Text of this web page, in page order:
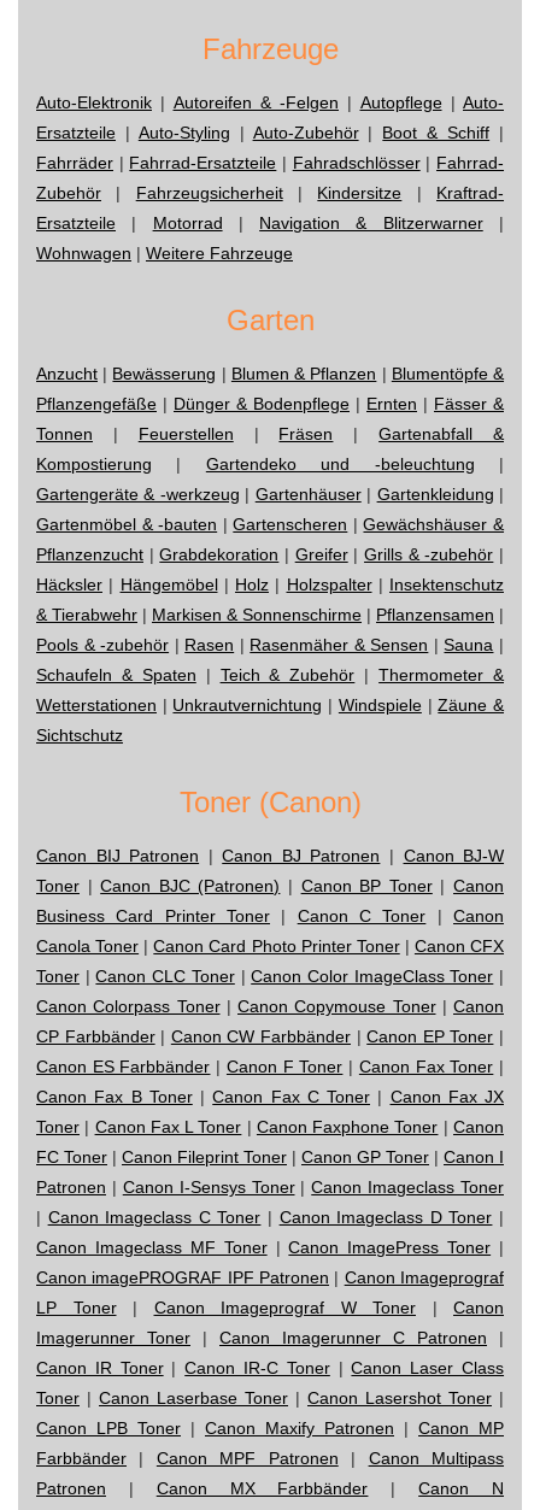
Fahrzeuge
Auto-Elektronik | Autoreifen & -Felgen | Autopflege| Auto-
Ersatzteile | Auto-Styling | Auto-Zubehör| Boot & Schiff |
Fahrräder | Fahrrad-Ersatzteile | Fahradschlösser| Fahrrad-
Zubehör | Fahrzeugsicherheit| Kindersitze | Kraftrad-
Ersatzteile | Motorrad | Navigation & Blitzerwarner|
Wohnwagen | Weitere Fahrzeuge
Garten
Anzucht | Bewässerung | Blumen & Pflanzen | Blumentöpfe &
Pflanzengefäße | Dünger & Bodenpflege | Ernten | Fässer &
Tonnen | Feuerstellen | Fräsen |Gartenabfall &
Kompostierung | Gartendeko und -beleuchtung |
Gartengeräte & -werkzeug | Gartenhäuser| Gartenkleidung |
Gartenmöbel & -bauten |Gartenscheren |Gewächshäuser &
Pflanzenzucht |Grabdekoration | Greifer|Grills & -zubehör |
Häcksler | Hängemöbel| Holz | Holzspalter| Insektenschutz
& Tierabwehr | Markisen & Sonnenschirme | Pflanzensamen |
Pools & -zubehör | Rasen | Rasenmäher & Sensen |Sauna |
Schaufeln & Spaten | Teich & Zubehör |Thermometer &
Wetterstationen | Unkrautvernichtung | Windspiele|Zäune &
Sichtschutz
Toner (Canon)
Canon BIJ Patronen |Canon BJ Patronen | Canon BJ-W
Toner |Canon BJC (Patronen) | Canon BP Toner|Canon
Business Card Printer Toner | Canon C Toner |Canon
Canola Toner |Canon Card Photo Printer Toner| Canon CFX
Toner |Canon CLC Toner|Canon Color ImageClass Toner |
Canon Colorpass Toner| Canon Copymouse Toner| Canon
CP Farbbänder| Canon CW Farbbänder |Canon EP Toner |
Canon ES Farbbänder | Canon F Toner | Canon Fax Toner |
Canon Fax B Toner|Canon Fax C Toner | Canon Fax JX
Toner | Canon Fax L Toner | Canon Faxphone Toner |Canon
FC Toner | Canon Fileprint Toner | Canon GP Toner | Canon I
Patronen | Canon I-Sensys Toner|Canon Imageclass Toner
| Canon Imageclass C Toner | Canon Imageclass D Toner |
Canon Imageclass MF Toner|Canon ImagePress Toner |
Canon imagePROGRAF IPF Patronen | Canon Imageprograf
LP Toner| Canon Imageprograf W Toner | Canon
Imagerunner Toner | Canon Imagerunner C Patronen |
Canon IR Toner|Canon IR-C Toner|Canon Laser Class
Toner | Canon Laserbase Toner | Canon Lasershot Toner |
Canon LPB Toner | Canon Maxify Patronen | Canon MP
Farbbänder | Canon MPF Patronen | Canon Multipass
Patronen | Canon MX Farbbänder |Canon N